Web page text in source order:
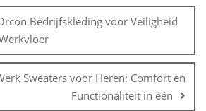
Bedrijfskleding voor Veiligheid
Sweaters voor Heren: Comfort en
Functionaliteit in één